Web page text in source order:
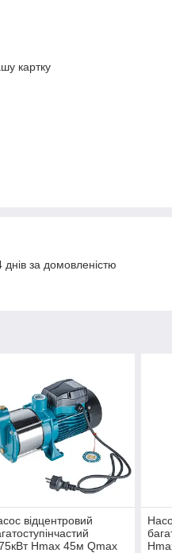
картку
за домовленістю
відцентровий
Hmax 45м Qmax